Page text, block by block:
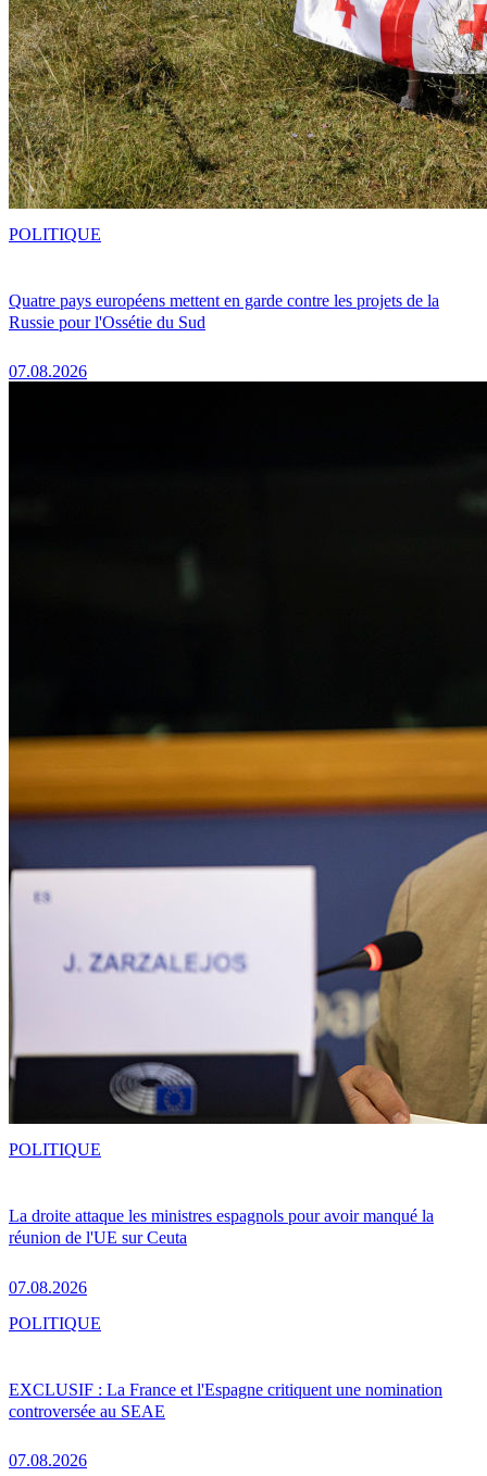
Quatre pays européens mettent en garde contre les projets de la
Russie pour l'Ossétie du Sud
07.08.2026
POLITIQUE
La droite attaque les ministres espagnols pour avoir manqué la
réunion de l'UE sur Ceuta
07.08.2026
POLITIQUE
EXCLUSIF : La France et l'Espagne critiquent une nomination
controversée au SEAE
07.08.2026
POLITIQUE